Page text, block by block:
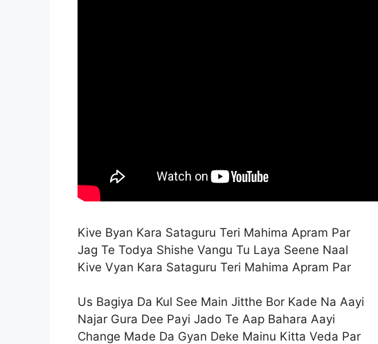
Kive Byan Kara Sataguru Teri Mahima Apram Par
Jag Te Todya Shishe Vangu Tu Laya Seene Naal
Kive Vyan Kara Sataguru Teri Mahima Apram Par
Us Bagiya Da Kul See Main Jitthe Bor Kade Na Aayi
Najar Gura Dee Payi Jado Te Aap Bahara Aayi
Change Made Da Gyan Deke Mainu Kitta Veda Par